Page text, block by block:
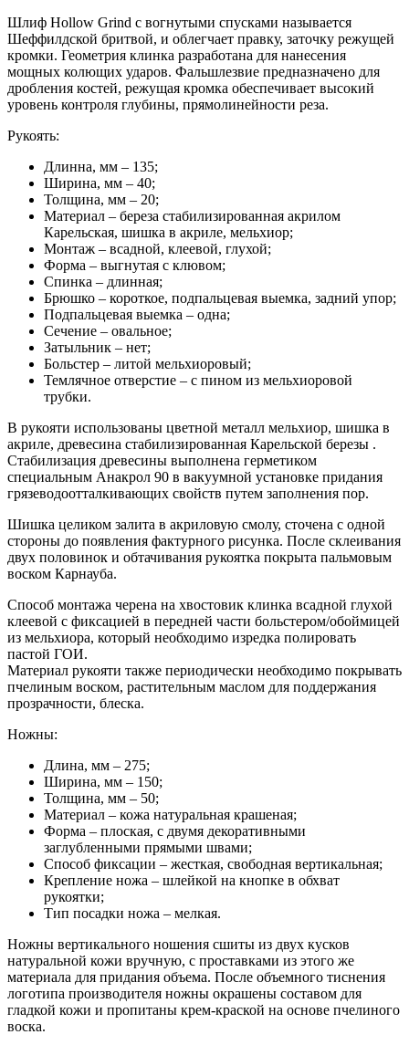
Шлиф Hollow Grind с вогнутыми спусками называется
Шеффилдской бритвой, и облегчает правку, заточку режущей
кромки. Геометрия клинка разработана для нанесения
мощных колющих ударов. Фальшлезвие предназначено для
дробления костей, режущая кромка обеспечивает высокий
уровень контроля глубины, прямолинейности реза.
Рукоять:
Длинна, мм – 135;
Ширина, мм – 40;
Толщина, мм – 20;
Материал – береза стабилизированная акрилом
Карельская, шишка в акриле, мельхиор;
Монтаж – всадной, клеевой, глухой;
Форма – выгнутая с клювом;
Спинка – длинная;
Брюшко – короткое, подпальцевая выемка, задний упор;
Подпальцевая выемка – одна;
Сечение – овальное;
Затыльник – нет;
Больстер – литой мельхиоровый;
Темлячное отверстие – с пином из мельхиоровой
трубки.
В рукояти использованы цветной металл мельхиор, шишка в
акриле, древесина стабилизированная Карельской березы .
Стабилизация древесины выполнена герметиком
специальным Анакрол 90 в вакуумной установке придания
грязеводоотталкивающих свойств путем заполнения пор.
Шишка целиком залита в акриловую смолу, сточена с одной
стороны до появления фактурного рисунка. После склеивания
двух половинок и обтачивания рукоятка покрыта пальмовым
воском Карнауба.
Способ монтажа черена на хвостовик клинка всадной глухой
клеевой с фиксацией в передней части больстером/обоймицей
из мельхиора, который необходимо изредка полировать
пастой ГОИ.
Материал рукояти также периодически необходимо покрывать
пчелиным воском, растительным маслом для поддержания
прозрачности, блеска.
Ножны:
Длина, мм – 275;
Ширина, мм – 150;
Толщина, мм – 50;
Материал – кожа натуральная крашеная;
Форма – плоская, с двумя декоративными
заглубленными прямыми швами;
Способ фиксации – жесткая, свободная вертикальная;
Крепление ножа – шлейкой на кнопке в обхват
рукоятки;
Тип посадки ножа – мелкая.
Ножны вертикального ношения сшиты из двух кусков
натуральной кожи вручную, с проставками из этого же
материала для придания объема. После объемного тиснения
логотипа производителя ножны окрашены составом для
гладкой кожи и пропитаны крем-краской на основе пчелиного
воска.